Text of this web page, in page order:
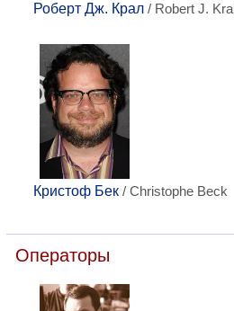
Роберт Дж. Крал / Robert J. Kral
Кристоф Бек / Christophe Beck
Операторы